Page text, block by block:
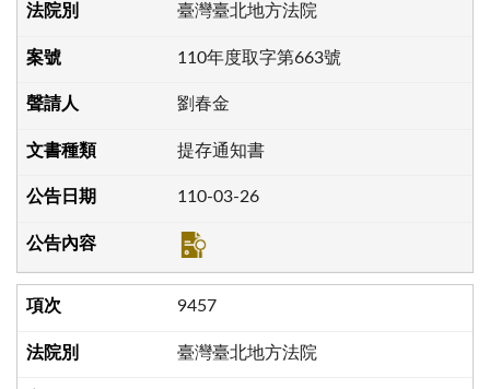
臺灣臺北地方法院
110年度取字第663號
劉春金
提存通知書
110-03-26
9457
臺灣臺北地方法院